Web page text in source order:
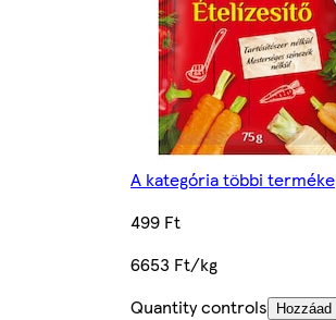
A kategória többi terméke
499 Ft
6653 Ft/kg
Quantity controls
Hozzáad